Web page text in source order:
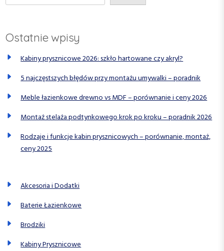
i
u
Ostatnie wpisy
Kabiny prysznicowe 2026: szkło hartowane czy akryl?
5 najczęstszych błędów przy montażu umywalki – poradnik
Meble łazienkowe drewno vs MDF – porównanie i ceny 2026
Montaż stelaża podtynkowego krok po kroku – poradnik 2026
Rodzaje i funkcje kabin prysznicowych – porównanie, montaż,
ceny 2025
Akcesoria i Dodatki
Baterie Łazienkowe
Brodziki
Kabiny Prysznicowe